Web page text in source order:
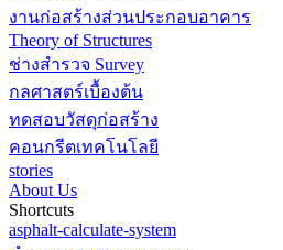
งานก่อสร้างส่วนประกอบอาคาร
Theory of Structures
ช่างสำรวจ Survey
กลศาสตร์เบื้องต้น
ทดสอบวัสดุก่อสร้าง
คอนกรีตเทคโนโลยี
stories
About Us
Shortcuts
asphalt-calculate-system